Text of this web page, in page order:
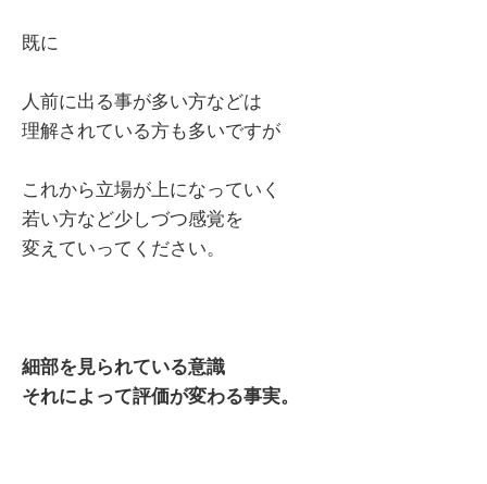
既に
人前に出る事が多い方などは
理解されている方も多いですが
これから立場が上になっていく
若い方など少しづつ感覚を
変えていってください。
細部を見られている意識
それによって評価が変わる事実。